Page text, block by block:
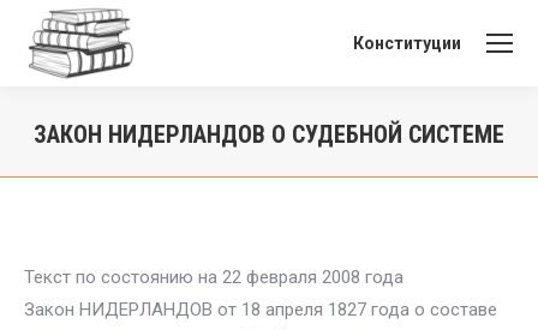
Конституции
ЗАКОН НИДЕРЛАНДОВ О СУДЕБНОЙ СИСТЕМЕ
Текст по состоянию на 22 февраля 2008 года
Закон НИДЕРЛАНДОВ от 18 апреля 1827 года о составе